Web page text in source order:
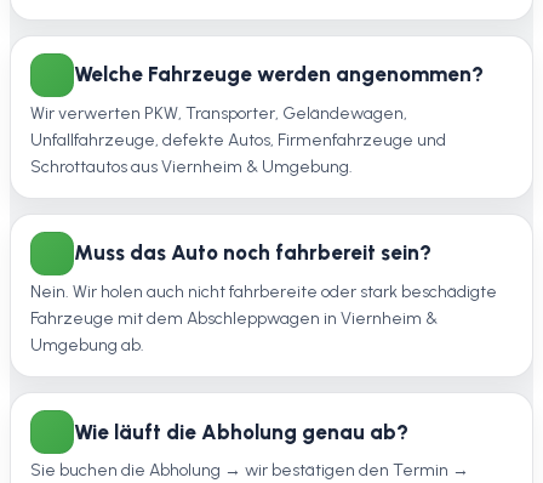
Welche Fahrzeuge werden angenommen?
Wir verwerten PKW, Transporter, Geländewagen,
Unfallfahrzeuge, defekte Autos, Firmenfahrzeuge und
Schrottautos aus Viernheim & Umgebung.
Muss das Auto noch fahrbereit sein?
Nein. Wir holen auch nicht fahrbereite oder stark beschädigte
Fahrzeuge mit dem Abschleppwagen in Viernheim &
Umgebung ab.
Wie läuft die Abholung genau ab?
Sie buchen die Abholung → wir bestätigen den Termin →